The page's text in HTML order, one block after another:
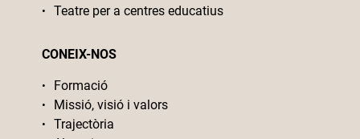
Teatre per a centres educatius
CONEIX-NOS
Formació
Missió, visió i valors
Trajectòria